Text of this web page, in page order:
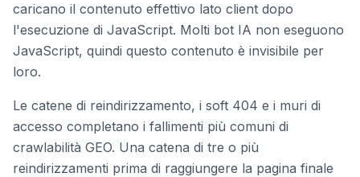
caricano il contenuto effettivo lato client dopo
l'esecuzione di JavaScript. Molti bot IA non eseguono
JavaScript, quindi questo contenuto è invisibile per
loro.
Le catene di reindirizzamento, i soft 404 e i muri di
accesso completano i fallimenti più comuni di
crawlabilità GEO. Una catena di tre o più
reindirizzamenti prima di raggiungere la pagina finale